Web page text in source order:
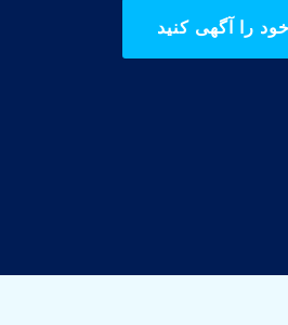
را آگهی کنید